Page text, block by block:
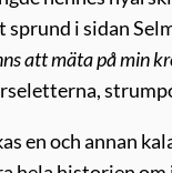
i sidan
att mäta på min
en och annan